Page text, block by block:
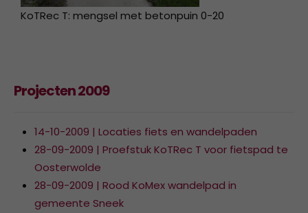
KoTRec T: mengsel met betonpuin 0-20
Projecten 2009
14-10-2009 | Locaties fiets en wandelpaden
28-09-2009 | Proefstuk KoTRec T voor fietspad te
Oosterwolde
28-09-2009 | Rood KoMex wandelpad in
gemeente Sneek